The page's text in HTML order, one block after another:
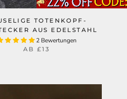
TOTENKOPF-
AUS EDELSTAHL
2 Bewertungen
AB £13